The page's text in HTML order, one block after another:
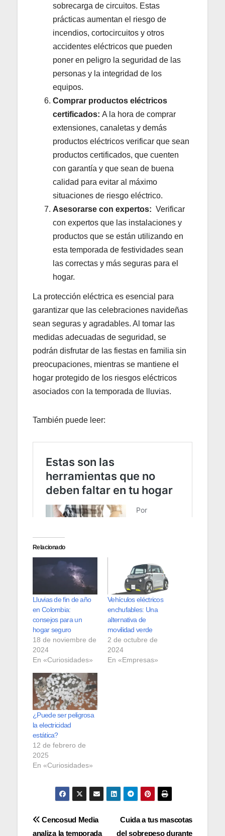
sobrecarga de circuitos. Estas
prácticas aumentan el riesgo de
incendios, cortocircuitos y otros
accidentes eléctricos que pueden
poner en peligro la seguridad de las
personas y la integridad de los
equipos.
Comprar productos eléctricos
certificados: A la hora de comprar
extensiones, canaletas y demás
productos eléctricos verificar que sean
productos certificados, que cuenten
con garantía y que sean de buena
calidad para evitar al máximo
situaciones de riesgo eléctrico.
Asesorarse con expertos: Verificar
con expertos que las instalaciones y
productos que se están utilizando en
esta temporada de festividades sean
las correctas y más seguras para el
hogar.
La protección eléctrica es esencial para
garantizar que las celebraciones navideñas
sean seguras y agradables. Al tomar las
medidas adecuadas de seguridad, se
podrán disfrutar de las fiestas en familia sin
preocupaciones, mientras se mantiene el
hogar protegido de los riesgos eléctricos
asociados con la temporada de lluvias.
También puede leer:
Relacionado
Lluvias de fin de año
en Colombia:
consejos para un
hogar seguro
18 de noviembre de
2024
En «Curiosidades»
Vehículos eléctricos
enchufables: Una
alternativa de
movilidad verde
2 de octubre de
2024
En «Empresas»
¿Puede ser peligrosa
la electricidad
estática?
12 de febrero de
2025
En «Curiosidades»
NavegaciónCuida a tus mascotas
del sobrepeso durante
Cencosud Media
analiza la temporada